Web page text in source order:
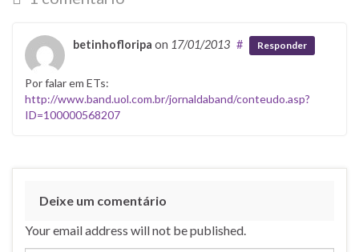
betinhofloripa on 17/01/2013 # Responder
Por falar em ETs:
http://www.band.uol.com.br/jornaldaband/conteudo.asp?
ID=100000568207
Deixe um comentário
Your email address will not be published.